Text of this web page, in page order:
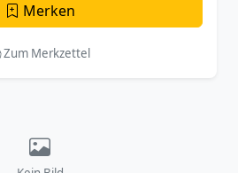
Merken
Zum Merkzettel